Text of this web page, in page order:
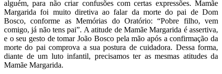
alguém, para não criar confusões com certas expressões. Mamãe
Margarida foi muito diretiva ao falar da morte do pai de Dom
Bosco, conforme as Memórias do Oratório: “Pobre filho, vem
comigo, já não tens pai”. A atitude de Mamãe Margarida é assertiva,
e o seu gesto de tomar João Bosco pela mão após a confirmação da
morte do pai comprova a sua postura de cuidadora. Dessa forma,
diante de um luto infantil, precisamos ter as mesmas atitudes da
Mamãe Margarida.